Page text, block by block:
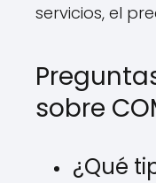
servicios, el
sobre
¿Qué